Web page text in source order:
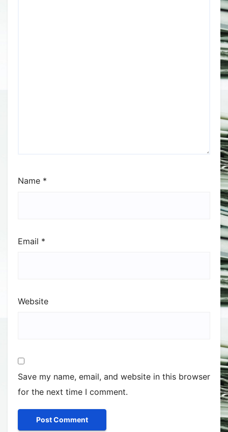
Name *
Email *
Website
Save my name, email, and website in this browser
for the next time I comment.